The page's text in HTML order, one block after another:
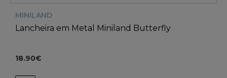
MINILAND
Lancheira em Metal Miniland Butterfly
18.90€